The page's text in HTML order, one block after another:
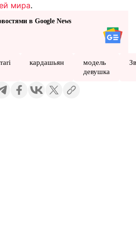
мира.
в Google News
кардашьян
модель
девушка